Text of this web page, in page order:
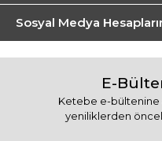
Sosyal Medya
E-
Ketebe e-bültenine
yeniliklerden